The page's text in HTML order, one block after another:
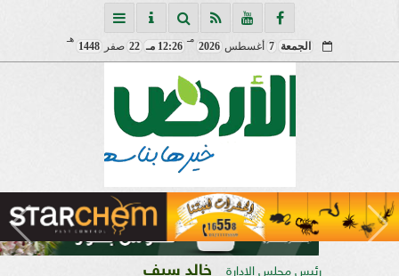
الجمعة 7 أغسطس 2026
مـ
12:26 مـ 22 صفر 1448
هـ
رئيس مجلس الإدارة خالد سيف